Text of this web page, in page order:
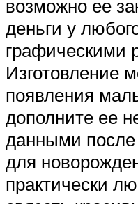
возможно ее
деньги у
графическими
Изготовление
появления
дополните ее
данными
для
практически